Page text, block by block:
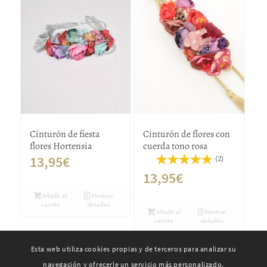
Cinturón de fiesta
flores Hortensia
13,95€
Añadir al
carrito
Mostrar
detalles
Cinturón de flores con
cuerda tono rosa
(2)
13,95€
Añadir al
carrito
Mostrar
detalles
Esta web utiliza cookies propias y de terceros para analizar su
navegación y ofrecerle un servicio más personalizado.